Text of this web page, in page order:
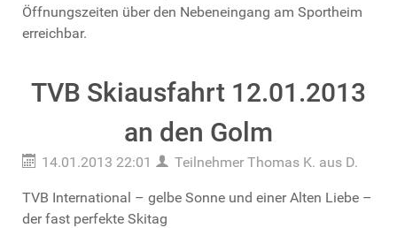
Öffnungszeiten über den Nebeneingang am Sportheim
erreichbar.
TVB Skiausfahrt 12.01.2013
an den Golm
14.01.2013 22:01 Teilnehmer Thomas K. aus D.
TVB International – gelbe Sonne und einer Alten Liebe –
der fast perfekte Skitag